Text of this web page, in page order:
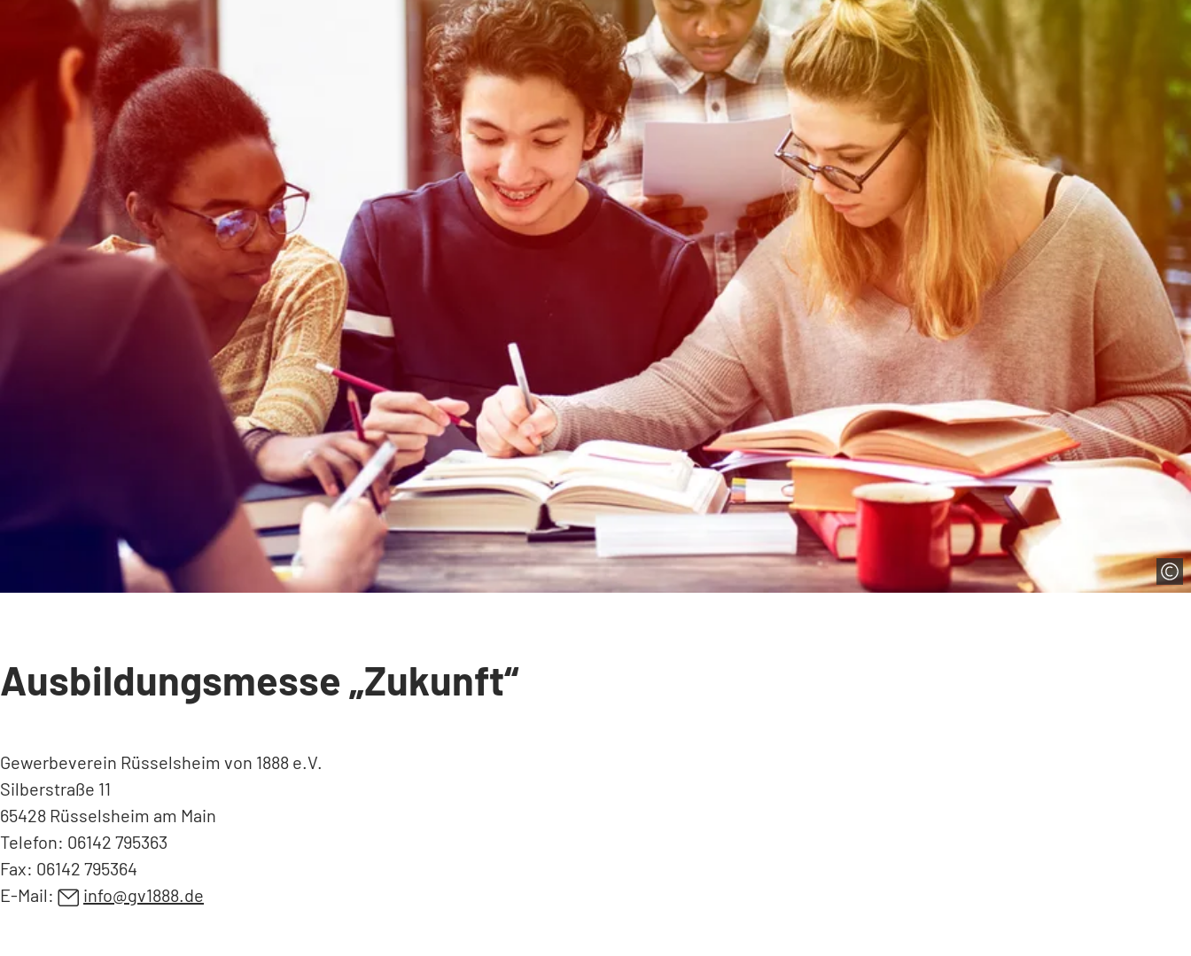
Ausbildungsmesse „Zukunft“
Gewerbeverein Rüsselsheim von 1888 e.V.
Silberstraße 11
65428 Rüsselsheim am Main
Telefon: 06142 795363
Fax: 06142 795364
E-Mail:
info gv1888 de